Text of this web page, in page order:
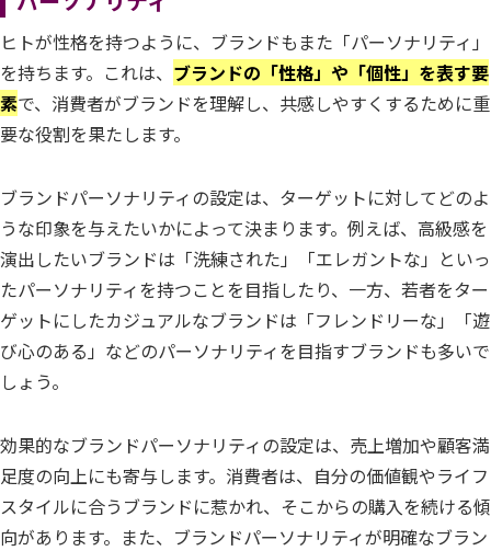
ヒトが性格を持つように、ブランドもまた「パーソナリティ」
を持ちます。これは、 ブランドの「性格」や「個性」を表す要
素で、消費者がブランドを理解し、共感しやすくするために重
要な役割を果たします。
ブランドパーソナリティの設定は、ターゲットに対してどのよ
うな印象を与えたいかによって決まります。例えば、高級感を
演出したいブランドは「洗練された」「エレガントな」といっ
たパーソナリティを持つことを目指したり、一方、若者をター
ゲットにしたカジュアルなブランドは「フレンドリーな」「遊
び心のある」などのパーソナリティを目指すブランドも多いで
しょう。
効果的なブランドパーソナリティの設定は、売上増加や顧客満
足度の向上にも寄与します。消費者は、自分の価値観やライフ
スタイルに合うブランドに惹かれ、そこからの購入を続ける傾
向があります。また、ブランドパーソナリティが明確なブラン